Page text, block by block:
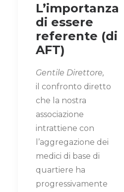
L’importanza
di essere
referente (di
AFT)
Gentile Direttore,
il confronto diretto
che la nostra
associazione
intrattiene con
l’aggregazione dei
medici di base di
quartiere ha
progressivamente